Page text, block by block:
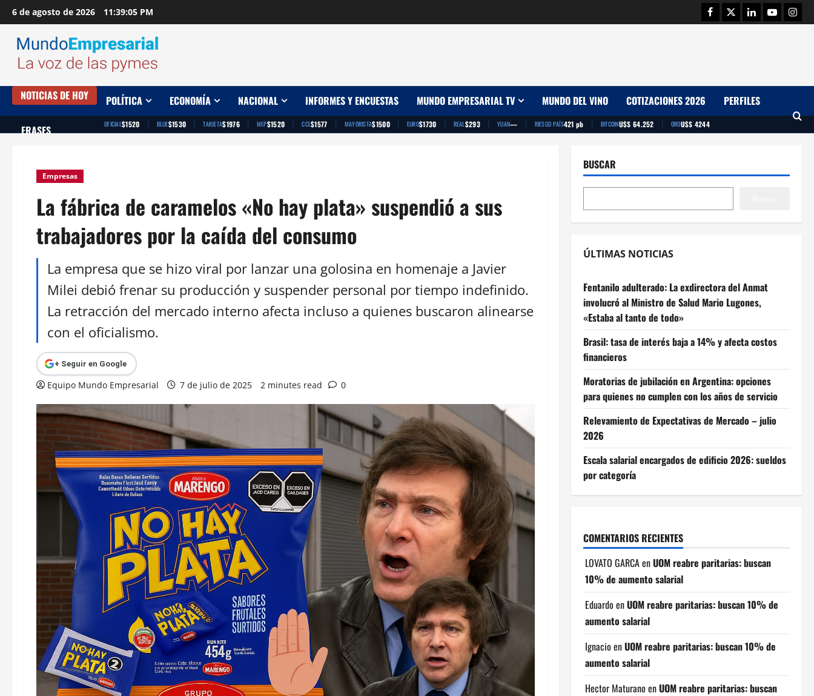
Saltar
al
contenido
6 de agosto de 2026 11:39:06 PM Facebook
TwitterLinkedinYoutube
NOTICIAS DE HOY POLÍTICA ECONOMÍA NACIONAL INFORMES Y ENCUESTAS MUNDO EMPRESARIAL TV MUNDO DEL VINO COTIZACIONES 2026 PERFILES
FRASES OFICIAL$1520 | BLUE$1530 | TARJETA$1976 | MEP$1520 | CCL$1577 | MAYORISTA$1500 | EURO$1730 | REAL$293 | YUAN— | RIESGO PAÍS421 pb | BITCOINU$S 64.252 | OROU$S 4244
Empresas
La fábrica de caramelos «No hay plata» suspendió a sus
trabajadores por la caída del consumo
La empresa que se hizo viral por lanzar una golosina en homenaje a Javier
Milei debió frenar su producción y suspender personal por tiempo indefinido.
La retracción del mercado interno afecta incluso a quienes buscaron alinearse
con el oficialismo.
+ Seguir en Google
Equipo Mundo Empresarial 7 de julio de 2025 2 minutes read 0
BUSCAR
ÚLTIMAS NOTICIAS
Fentanilo adulterado: La exdirectora del Anmat
involucró al Ministro de Salud Mario Lugones,
«Estaba al tanto de todo»
Brasil: tasa de interés baja a 14% y afecta costos
financieros
Moratorias de jubilación en Argentina: opciones
para quienes no cumplen con los años de servicio
Relevamiento de Expectativas de Mercado – julio
2026
Escala salarial encargados de edificio 2026: sueldos
por categoría
COMENTARIOS RECIENTES
LOVATO GARCAenUOM reabre paritarias: buscan
10% de aumento salarial
Eduardo enUOM reabre paritarias: buscan 10% de
aumento salarial
Ignacio enUOM reabre paritarias: buscan 10% de
aumento salarial
Hector Maturano enUOM reabre paritarias: buscan